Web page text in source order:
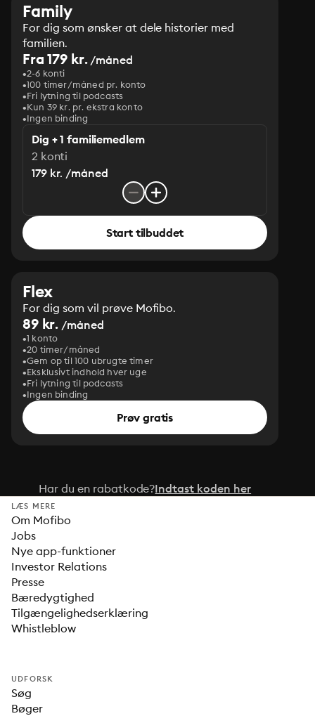
Family
For dig som ønsker at dele historier med
familien.
Fra 179 kr./måned
2-6 konti
100 timer/måned pr. konto
Fri lytning til podcasts
Kun 39 kr. pr. ekstra konto
Ingen binding
Dig + 1 familiemedlem
2 konti
179 kr. /måned
Start tilbuddet
Flex
For dig som vil prøve Mofibo.
89 kr. /måned
1 konto
20 timer/måned
Gem op til 100 ubrugte timer
Eksklusivt indhold hver uge
Fri lytning til podcasts
Ingen binding
Prøv gratis
Har du en rabatkode?Indtast koden her
LÆS MERE
Om Mofibo
Jobs
Nye app-funktioner
Investor Relations
Presse
Bæredygtighed
Tilgængelighedserklæring
Whistleblow
UDFORSK
Søg
Bøger